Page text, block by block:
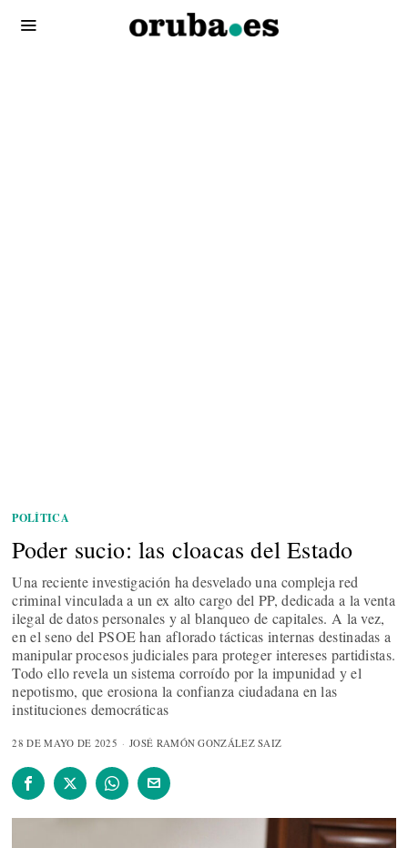
POLÍTICA
Poder sucio: las cloacas del Estado
Una reciente investigación ha desvelado una compleja red
criminal vinculada a un ex alto cargo del PP, dedicada a la venta
ilegal de datos personales y al blanqueo de capitales. A la vez,
en el seno del PSOE han aflorado tácticas internas destinadas a
manipular procesos judiciales para proteger intereses partidistas.
Todo ello revela un sistema corroído por la impunidad y el
nepotismo, que erosiona la confianza ciudadana en las
instituciones democráticas
28 DE MAYO DE 2025 JOSÉ RAMÓN GONZÁLEZ SAIZ